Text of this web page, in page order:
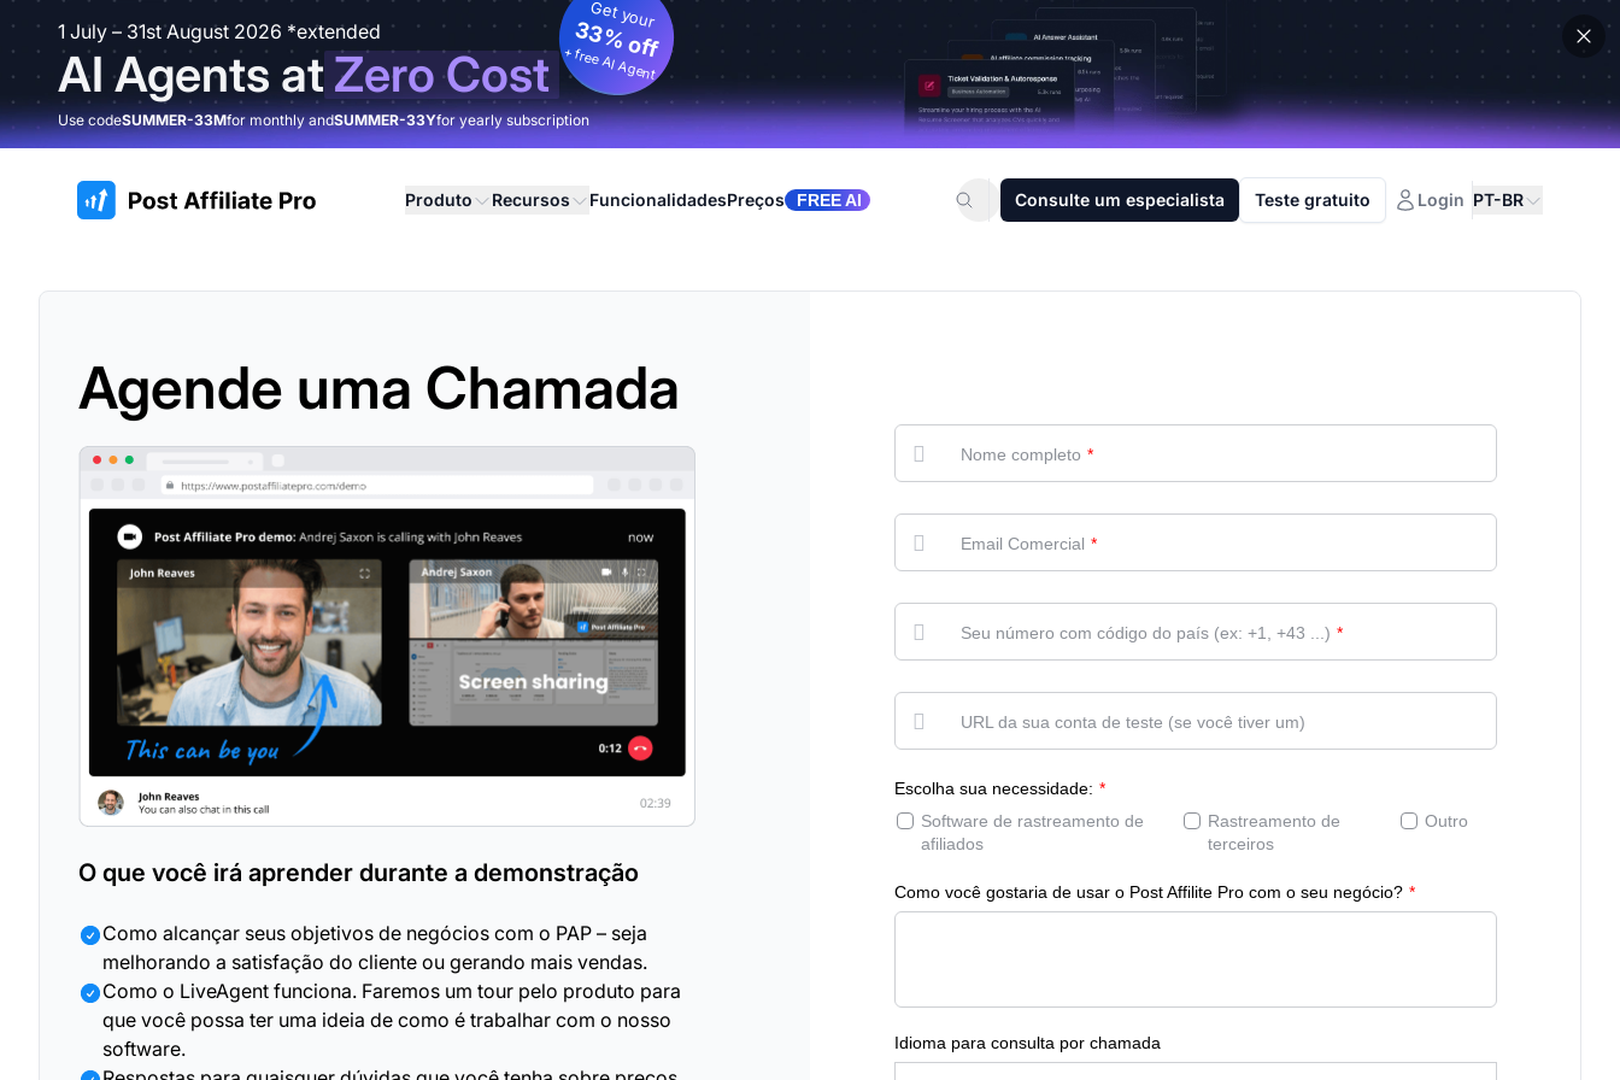
1 July – 31st August 2026 *extended
AI Agents atZero Cost
Get your
33% off
+ free AI Agent
Use codeSUMMER-33Mfor monthly andSUMMER-33Yfor yearly subscription
:site.title Produto Recursos FuncionalidadesPreços FREE AI Consulte um especialista Teste gratuito Login PT-BR
Agende uma Chamada
O que você irá aprender durante a demonstração
Como alcançar seus objetivos de negócios com o PAP – seja
melhorando a satisfação do cliente ou gerando mais vendas.
Como o LiveAgent funciona. Faremos um tour pelo produto para
que você possa ter uma ideia de como é trabalhar com o nosso
software.